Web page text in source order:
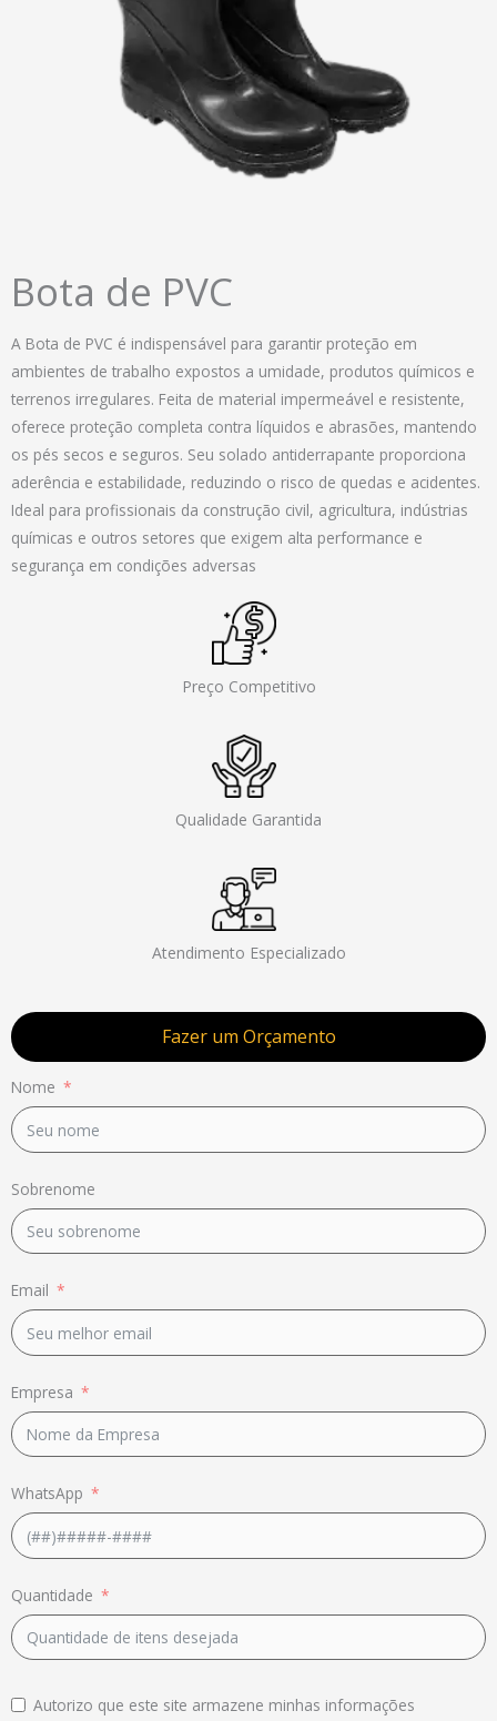
Bota de PVC
A Bota de PVC é indispensável para garantir proteção em
ambientes de trabalho expostos a umidade, produtos químicos e
terrenos irregulares. Feita de material impermeável e resistente,
oferece proteção completa contra líquidos e abrasões, mantendo
os pés secos e seguros. Seu solado antiderrapante proporciona
aderência e estabilidade, reduzindo o risco de quedas e acidentes.
Ideal para profissionais da construção civil, agricultura, indústrias
químicas e outros setores que exigem alta performance e
segurança em condições adversas
Preço Competitivo
Qualidade Garantida
Atendimento Especializado
Fazer um Orçamento
Nome
Sobrenome
Email
Empresa
WhatsApp
Quantidade
Autorizo que este site armazene minhas informações